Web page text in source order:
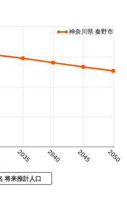
2035 2040 2045 2050
神奈川県 秦野市
将来推計人口